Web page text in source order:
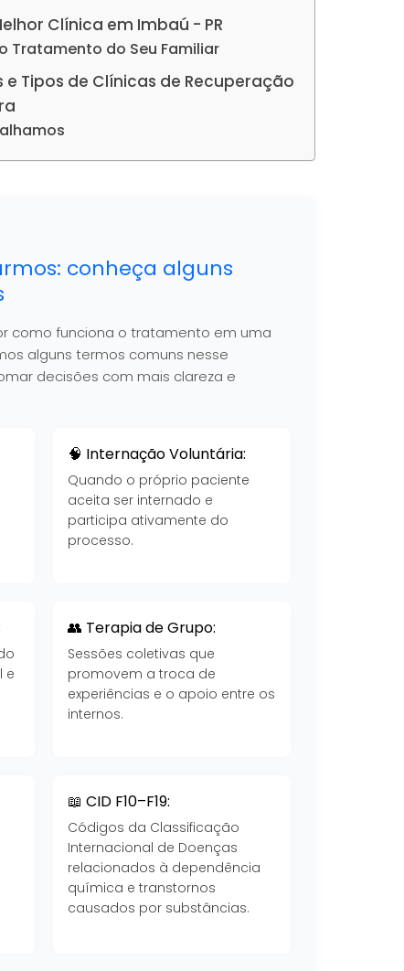
Clínica em Imbaú - PR
Tratamento do Seu Familiar
Tipos de Clínicas de Recuperação
conheça alguns
como funciona o tratamento em uma
alguns termos comuns nesse
decisões com mais clareza e
🧠 Internação Voluntária:
Quando o próprio paciente
aceita ser internado e
participa ativamente do
processo.
e
👥 Terapia de Grupo:
Sessões coletivas que
promovem a troca de
experiências e o apoio entre os
internos.
📖 CID F10–F19:
Códigos da Classificação
Internacional de Doenças
relacionados à dependência
química e transtornos
causados por substâncias.